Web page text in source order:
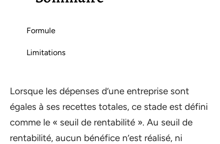
Formule
Limitations
Lorsque les dépenses d’une entreprise sont
égales à ses recettes totales, ce stade est défini
comme le « seuil de rentabilité ». Au seuil de
rentabilité, aucun bénéfice n’est réalisé, ni